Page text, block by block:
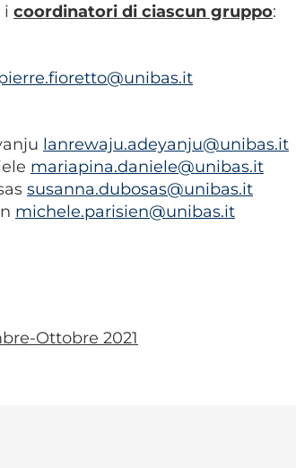
i coordinatori di ciascun gruppo:
lanrewaju.adeyanju@unibas.it
mariapina.daniele@unibas.it
susanna.dubosas@unibas.it
michele.parisien@unibas.it
Ottobre 2021